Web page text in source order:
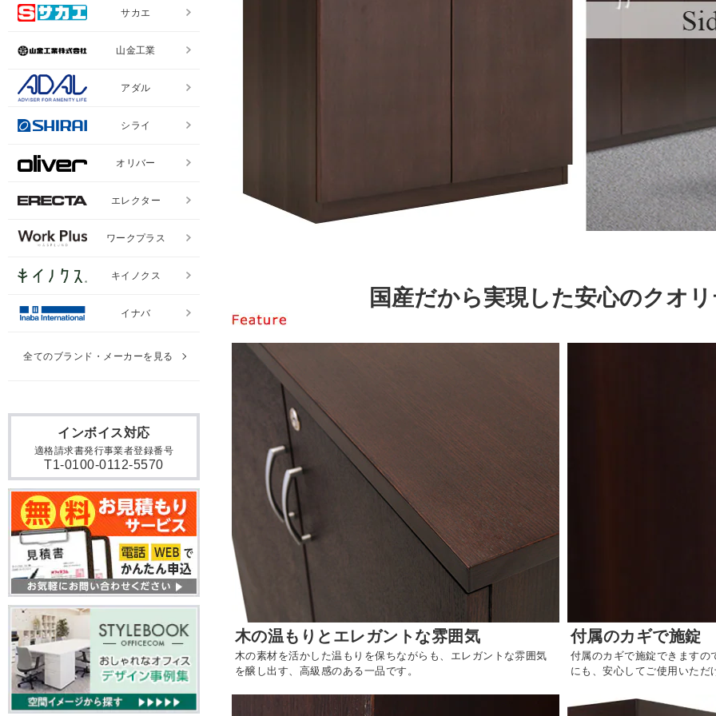
国産だから実現した安心のクオ
木の温もりとエレガントな雰囲気
木の素材を活かした温もりを保ちながらも、エレガントな雰囲気
を醸し出す、高級感のある一品です。
付属のカギで施錠
付属のカギで施錠できますの
にも、安心してご使用いただ
インボイス対応
適格請求書発行事業者登録番号
T1-0100-0112-5570
サカエ
山金工業
アダル
シライ
オリバー
エレクター
ワークプラス
キイノクス
イナバ
全てのブランド・メーカーを見る